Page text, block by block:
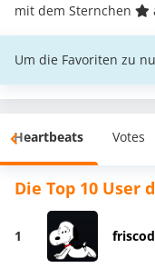
mit dem Sternchen
Um die Favoriten zu
Heartbeats Votes
Die Top 10 User
1